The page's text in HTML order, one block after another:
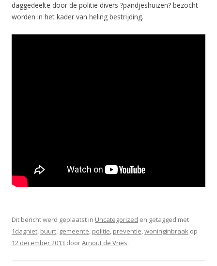
daggedeelte door de politie divers ?pandjeshuizen? bezocht
worden in het kader van heling bestrijding.
Dit bericht werd geplaatst in Uncategorized en getagged met
1dagniet, buurt, gemeente, politie, preventie,woninginbraak op
12 december 2013 doorArnout de Vries.